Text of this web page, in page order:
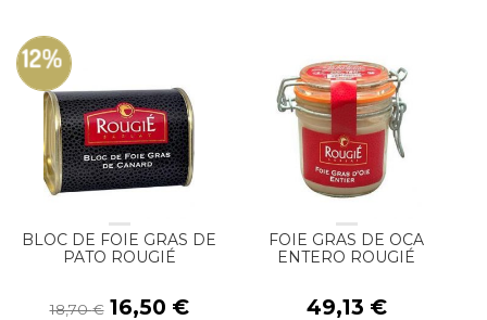
12%
BLOC DE FOIE GRAS DE
PATO ROUGIÉ
18,70€ El
16,50 €El
FOIE GRAS DE OCA
ENTERO ROUGIÉ
49,13 €